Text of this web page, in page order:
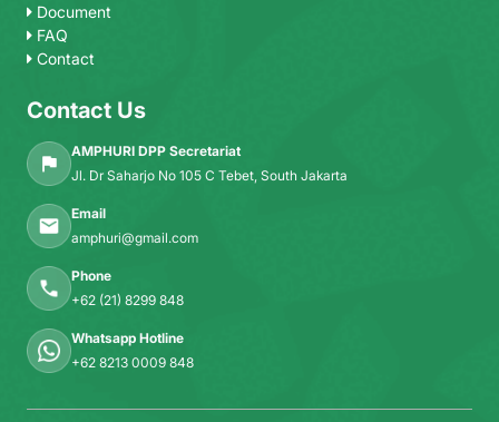
Document
FAQ
Contact
Contact Us
AMPHURI DPP Secretariat
Jl. Dr Saharjo No 105 C Tebet, South Jakarta
Email
amphuri@gmail.com
Phone
+62 (21) 8299 848
Whatsapp Hotline
+62 8213 0009 848